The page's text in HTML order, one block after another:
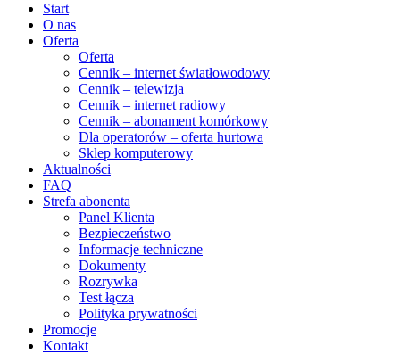
Start
O nas
Oferta
Oferta
Cennik – internet światłowodowy
Cennik – telewizja
Cennik – internet radiowy
Cennik – abonament komórkowy
Dla operatorów – oferta hurtowa
Sklep komputerowy
Aktualności
FAQ
Strefa abonenta
Panel Klienta
Bezpieczeństwo
Informacje techniczne
Dokumenty
Rozrywka
Test łącza
Polityka prywatności
Promocje
Kontakt